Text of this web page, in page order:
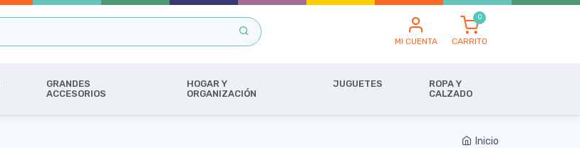
MI CUENTA CARRITO
GRANDES
ACCESORIOS
HOGAR Y
ORGANIZACIÓN
JUGUETES
ROPA Y
CALZADO
Inicio